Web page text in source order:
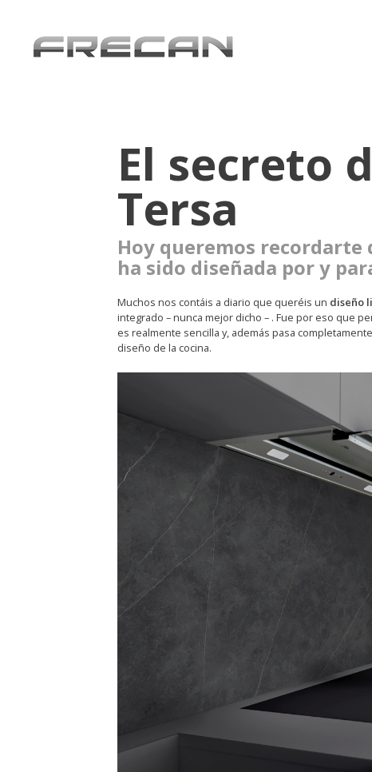
El secreto
Tersa
Hoy queremos recordarte
ha sido diseñada por y
Muchos nos contáis a diario que queréis un diseño
integrado – nunca mejor dicho – . Fue por eso que
es realmente sencilla y, además pasa
diseño de la cocina.